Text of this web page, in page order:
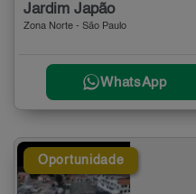
Jardim Japão
Zona Norte - São Paulo
WhatsApp
Oportunidade